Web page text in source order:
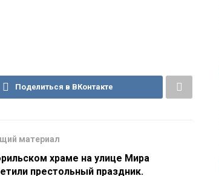
Поделиться в ВКонтакте
материал
храме на улице Мира
престольный праздник.